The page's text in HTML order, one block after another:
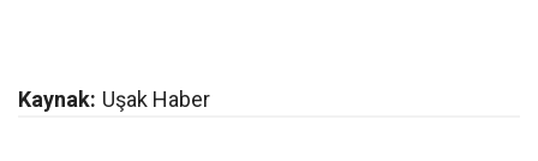
Kaynak: Uşak Haber